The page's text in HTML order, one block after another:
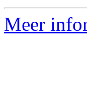
Meer